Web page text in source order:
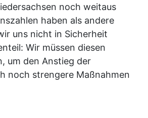
noch weitaus
haben als andere
uns nicht in Sicherheit
Wir müssen diesen
um den Anstieg der
noch strengere Maßnahmen